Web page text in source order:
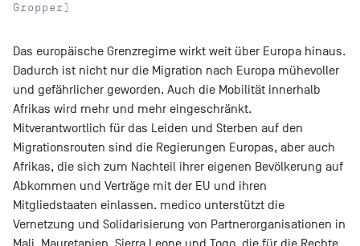
Gropper)
Das europäische Grenzregime wirkt weit über Europa hinaus.
Dadurch ist nicht nur die Migration nach Europa mühevoller
und gefährlicher geworden. Auch die Mobilität innerhalb
Afrikas wird mehr und mehr eingeschränkt.
Mitverantwortlich für das Leiden und Sterben auf den
Migrationsrouten sind die Regierungen Europas, aber auch
Afrikas, die sich zum Nachteil ihrer eigenen Bevölkerung auf
Abkommen und Verträge mit der EU und ihren
Mitgliedstaaten einlassen. medico unterstützt die
Vernetzung und Solidarisierung von Partnerorganisationen in